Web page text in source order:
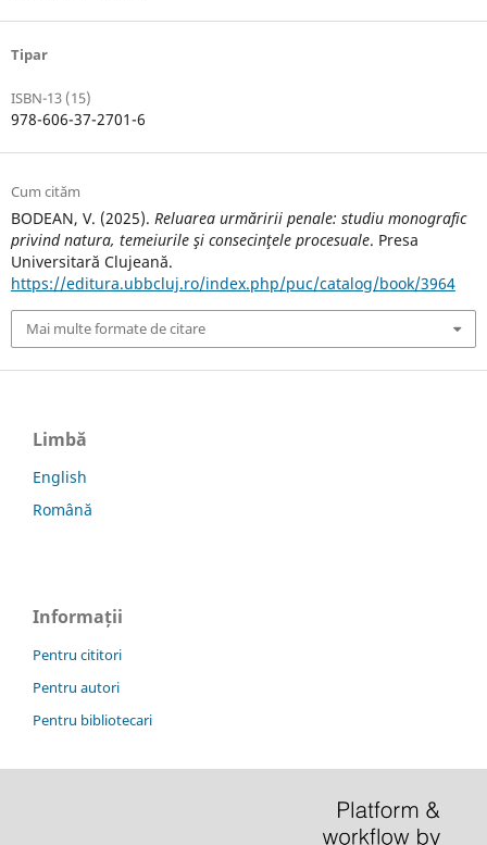
Tipar
ISBN-13 (15)
978-606-37-2701-6
Cum cităm
BODEAN, V. (2025). Reluarea urmăririi penale: studiu monografic
privind natura, temeiurile şi consecinţele procesuale. Presa
Universitară Clujeană.
https://editura.ubbcluj.ro/index.php/puc/catalog/book/3964
Mai multe formate de citare
Limbă
English
Română
Informații
Pentru cititori
Pentru autori
Pentru bibliotecari